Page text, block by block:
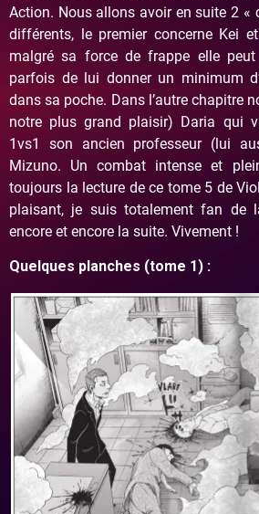
Action. Nous allons avoir en suite 2 «
différents, le premier concerne Kei
malgré sa force de frappe elle
parfois de lui donner un minimum
dans sa poche. Dans l’autre chapitre
notre plus grand plaisir) Daria qui
1vs1 son ancien professeur (lui
Mizuno. Un combat intense et
toujours la lecture de ce tome 5 de
plaisant, je suis totalement fan de
encore et encore la suite. Vivement !
Quelques planches (tome 1) :